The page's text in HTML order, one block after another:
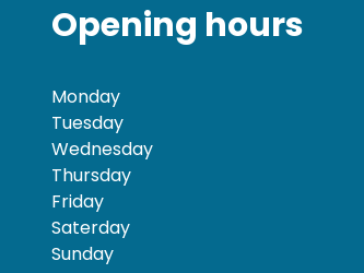
Opening hours
Monday
Tuesday
Wednesday
Thursday
Friday
Saterday
Sunday